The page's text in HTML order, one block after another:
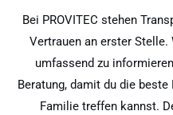
Bei PROVITEC stehen
Vertrauen an erster
umfassend zu
Beratung, damit du die
Familie treffen kannst.